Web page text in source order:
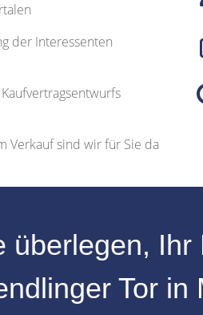
der Interessenten
Verkauf sind wir für Sie da
überlegen, Ihr
Tor in